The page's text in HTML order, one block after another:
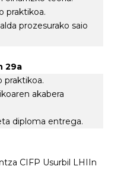
praktikoa.
prozesurako saio
29a
praktikoa.
akabera
diploma entrega.
CIFP Usurbil LHIIn